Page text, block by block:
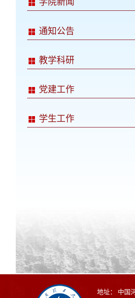
学院新闻
通知公告
教学科研
党建工作
学生工作
地址： 中国